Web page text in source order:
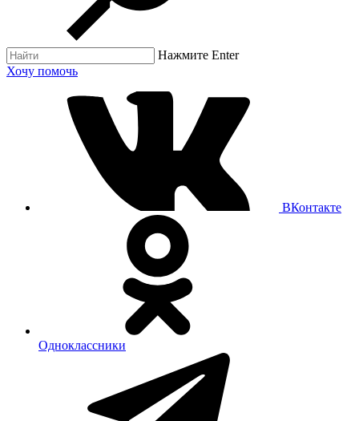
Нажмите Enter
Хочу помочь
ВКонтакте
Одноклассники